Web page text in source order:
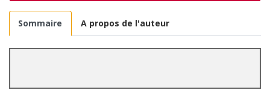
Sommaire A propos de l'auteur